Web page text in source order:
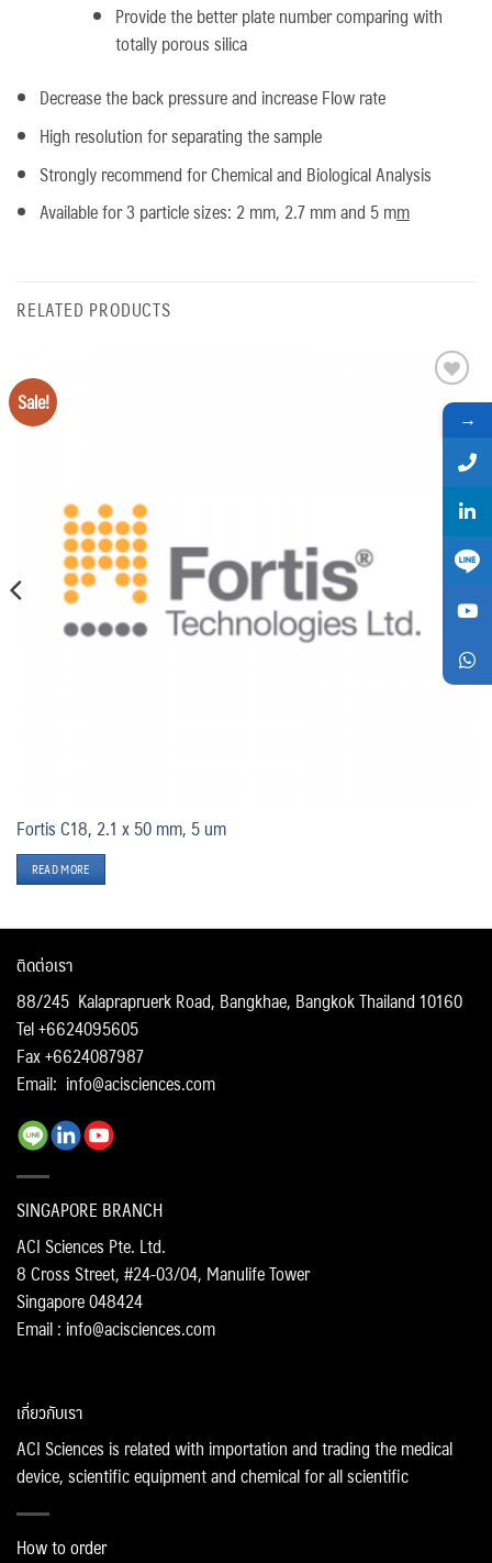
Provide the better plate number comparing with
totally porous silica
Decrease the back pressure and increase Flow rate
High resolution for separating the sample
Strongly recommend for Chemical and Biological Analysis
Available for 3 particle sizes: 2 mm, 2.7 mm and 5 mm
RELATED PRODUCTS
Sale! Add
to
Fortis C18, 2.1 x 50 mm, 5 um
READ MORE
ติดต่อเรา
88/245 Kalaprapruerk Road, Bangkhae, Bangkok Thailand 10160
Tel +6624095605
Fax +6624087987
Email: info@acisciences.com
SINGAPORE BRANCH
ACI Sciences Pte. Ltd.
8 Cross Street, #24-03/04, Manulife Tower
Singapore 048424
Email : info@acisciences.com
เกี่ยวกับเรา
ACI Sciences is related with importation and trading the medical
device, scientific equipment and chemical for all scientific
How to order
→